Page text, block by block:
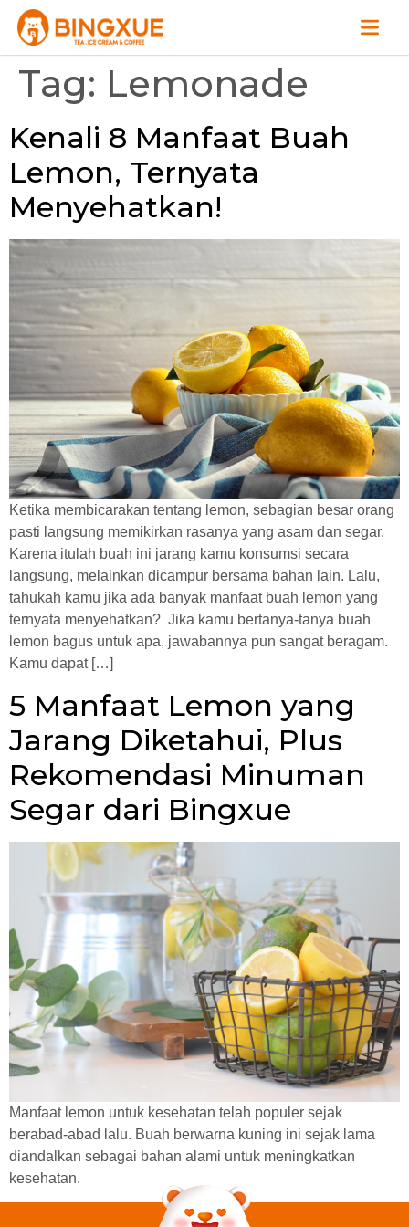
Tag: Lemonade
Kenali 8 Manfaat Buah
Lemon, Ternyata
Menyehatkan!
Ketika membicarakan tentang lemon, sebagian besar orang
pasti langsung memikirkan rasanya yang asam dan segar.
Karena itulah buah ini jarang kamu konsumsi secara
langsung, melainkan dicampur bersama bahan lain. Lalu,
tahukah kamu jika ada banyak manfaat buah lemon yang
ternyata menyehatkan? Jika kamu bertanya-tanya buah
lemon bagus untuk apa, jawabannya pun sangat beragam.
Kamu dapat […]
5 Manfaat Lemon yang
Jarang Diketahui, Plus
Rekomendasi Minuman
Segar dari Bingxue
Manfaat lemon untuk kesehatan telah populer sejak
berabad-abad lalu. Buah berwarna kuning ini sejak lama
diandalkan sebagai bahan alami untuk meningkatkan
kesehatan.